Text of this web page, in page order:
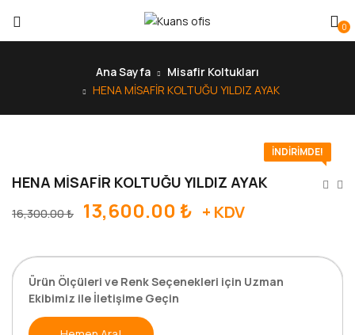
0
Ana Sayfa
Misafir Koltukları
HENA MİSAFİR KOLTUĞU YILDIZ AYAK
İNDIRIMDE!
HENA MİSAFİR KOLTUĞU YILDIZ AYAK
16,300.00₺ 13,600.00 ₺ + KDV
Ürün Ölçüleri ve Renk Seçenekleri için Uzman
Ekibimiz ile İletişime Geçin